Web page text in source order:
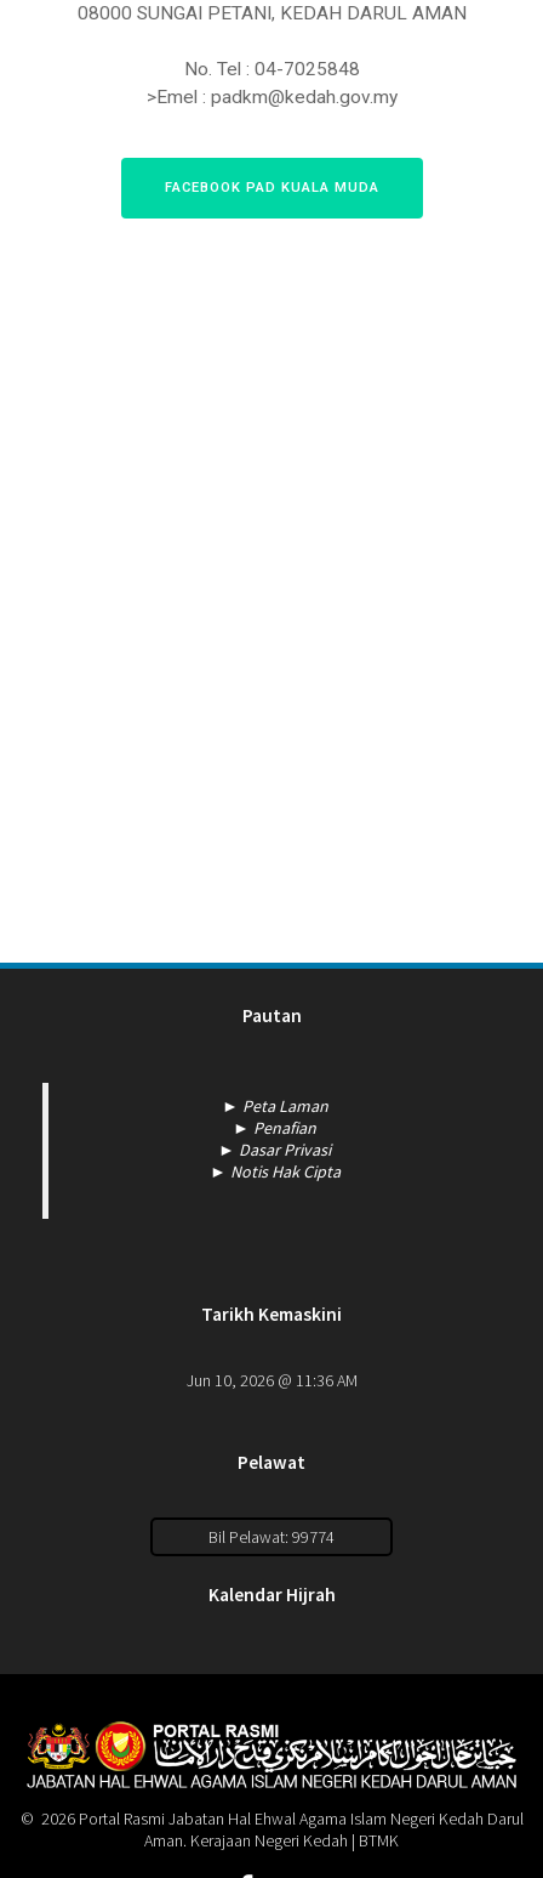
08000 SUNGAI PETANI, KEDAH DARUL AMAN
No. Tel : 04-7025848
>Emel : padkm@kedah.gov.my
FACEBOOK PAD KUALA MUDA
Pautan
► Peta Laman
► Penafian
► Dasar Privasi
► Notis Hak Cipta
Tarikh Kemaskini
Jun 10, 2026 @ 11:36 AM
Pelawat
Bil Pelawat: 99774
Kalendar Hijrah
© 2026 Portal Rasmi Jabatan Hal Ehwal Agama Islam Negeri Kedah Darul
Aman. Kerajaan Negeri Kedah | BTMK